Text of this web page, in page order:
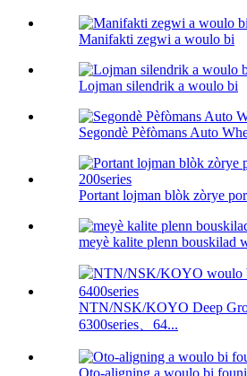
Manifakti zegwi a woulo bi
Lojman silendrik a woulo bi
Segondè Pèfòmans Auto
Portant lojman blòk zòrye
meyè kalite plenn bouskilad
NTN/NSK/KOYO Deep
6300series、64...